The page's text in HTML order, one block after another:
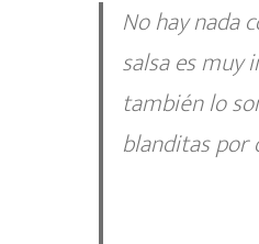
No hay nada
salsa es muy
también lo
blanditas por